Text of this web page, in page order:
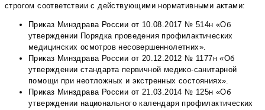
строгом соответствии с действующими нормативными актами:
Приказ Минздрава России от 10.08.2017 № 514н «Об
утверждении Порядка проведения профилактических
медицинских осмотров несовершеннолетних».
Приказ Минздрава России от 20.12.2012 № 1177н «Об
утверждении стандарта первичной медико-санитарной
помощи при неотложных и экстренных состояниях».
Приказ Минздрава России от 21.03.2014 № 125н «Об
утверждении национального календаря профилактических